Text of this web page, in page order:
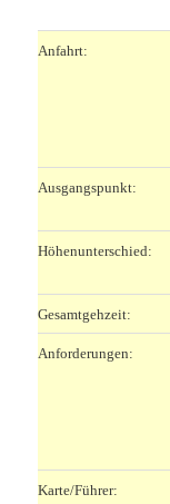
Anfahrt:
Ausgangspunkt:
Höhenunterschied:
Gesamtgehzeit:
Anforderungen:
Karte/Führer: